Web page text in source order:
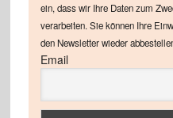
ein, dass wir Ihre Daten zum
verarbeiten. Sie können Ihre
den Newsletter wieder
Email